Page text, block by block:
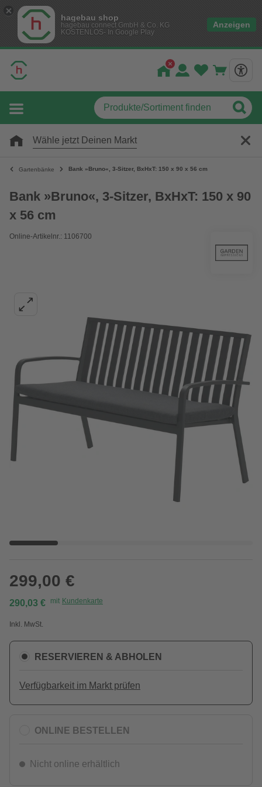
hagebau shop
hagebau connect GmbH & Co. KG
KOSTENLOS- In Google Play
Anzeigen
Wähle jetzt Deinen Markt
Gartenbänke Bank »Bruno«, 3-Sitzer, BxHxT: 150 x 90 x 56 cm
Bank »Bruno«, 3-Sitzer, BxHxT: 150 x 90
x 56 cm
Online-Artikelnr.: 1106700
299,00 €
290,03 € mit Kundenkarte
Inkl. MwSt.
RESERVIEREN & ABHOLEN
Verfügbarkeit im Markt prüfen
ONLINE BESTELLEN
Nicht online erhältlich